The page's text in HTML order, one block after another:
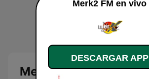
Merk2 FM en vivo
Merk2 FM en vivo
DESCARGAR APP